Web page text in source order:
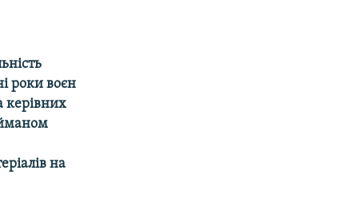
роки воєн
керівних
на